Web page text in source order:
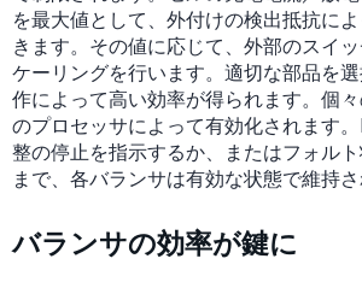
を最大値として、外付けの検出抵抗に
きます。その値に応じて、外部のスイ
ケーリングを行います。適切な部品を
作によって高い効率が得られます。個
のプロセッサによって有効化されます
整の停止を指示するか、またはフォル
まで、各バランサは有効な状態で維持さ
バランサの効率が鍵に